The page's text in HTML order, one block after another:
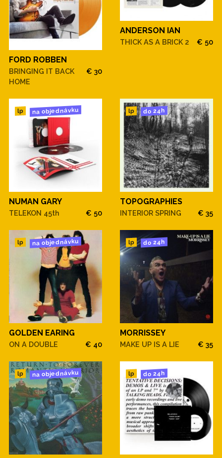
FORD ROBBEN
BRINGING IT BACK
HOME
€ 30
ANDERSON IAN
THICK AS A BRICK 2 € 50
lp na objednávku
NUMAN GARY
TELEKON 45th € 50
lp do 24h
TOPOGRAPHIES
INTERIOR SPRING € 35
lp na objednávku
GOLDEN EARING
ON A DOUBLE € 40
lp do 24h
MORRISSEY
MAKE UP IS A LIE € 35
lp na objednávku lp do 24h